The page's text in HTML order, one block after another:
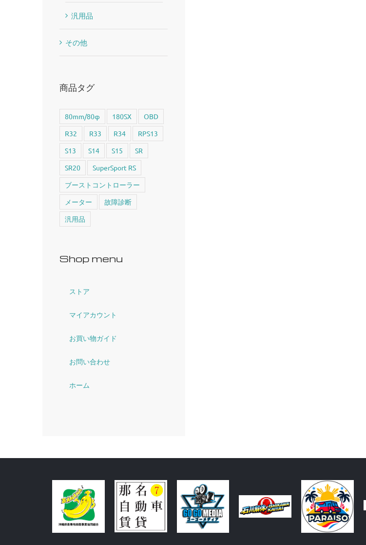
汎用品
その他
商品タグ
80mm/80φ 180SX
OBD
R32
R33 R34
RPS13
S13
S14 S15
SR
SR20
SuperSport RS
ブーストコントローラー
メーター
故障診断
汎用品
Shop menu
ストア
マイアカウント
お買い物ガイド
お問い合わせ
ホーム